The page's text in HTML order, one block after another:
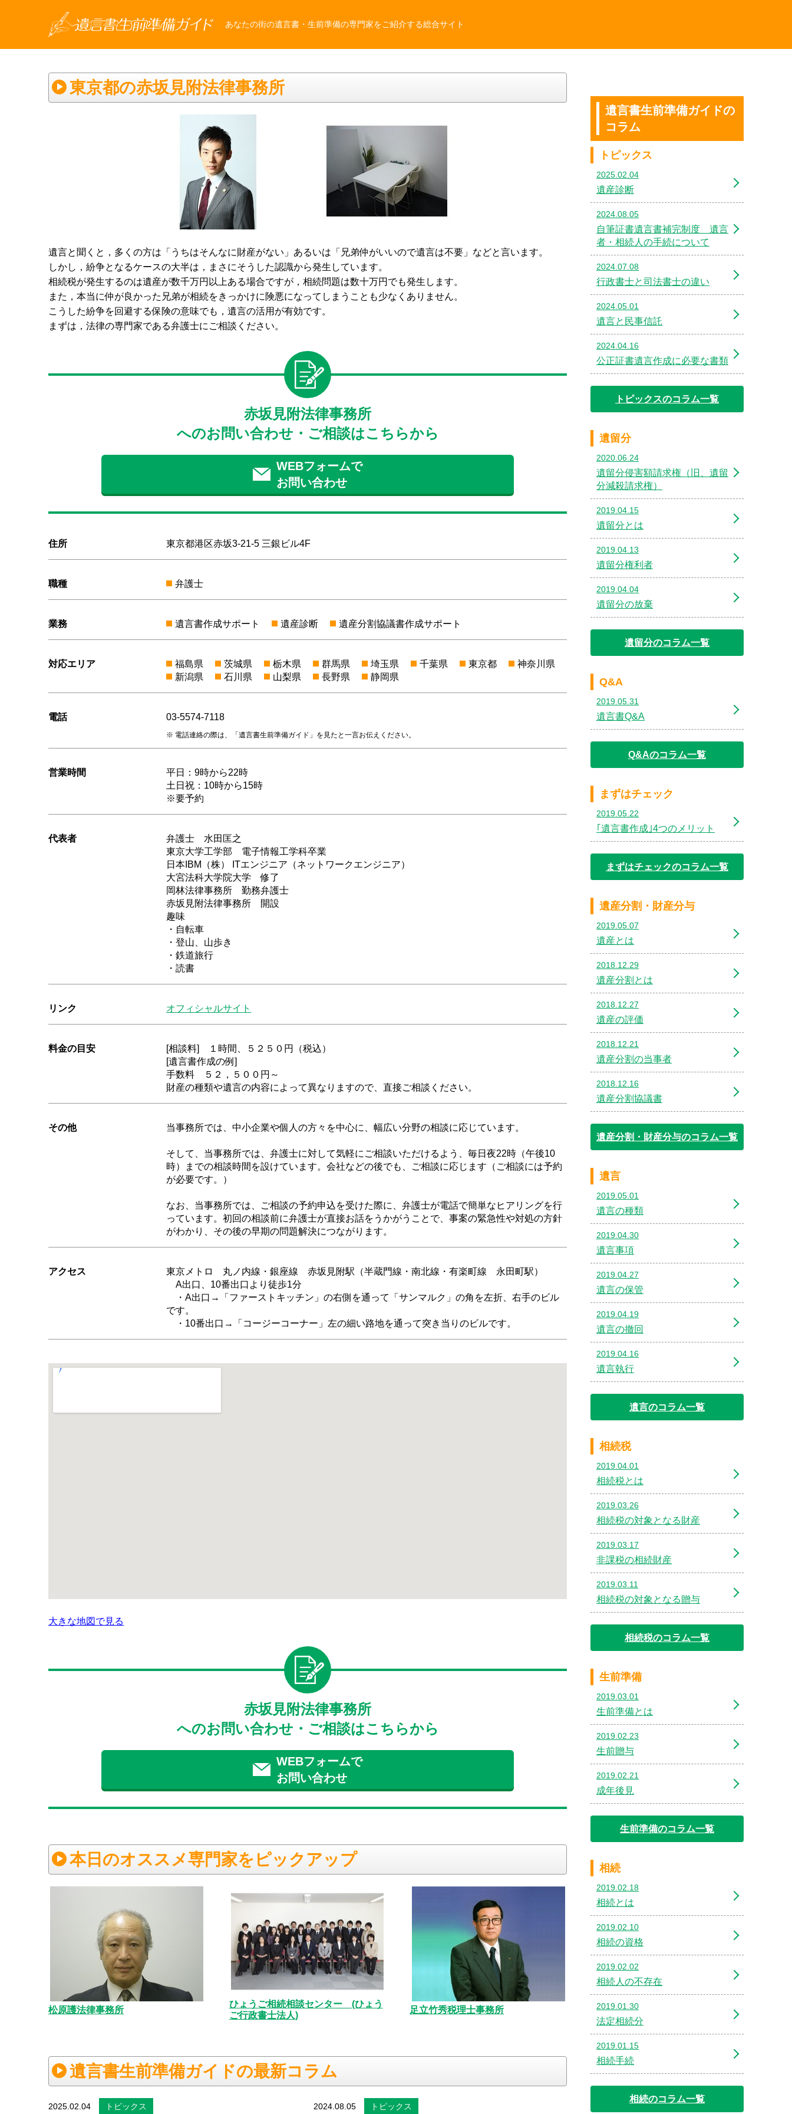
あなたの街の遺言書・生前準備の専門家をご紹介する総合サイト
東京都の赤坂見附法律事務所
遺言と聞くと，多くの方は「うちはそんなに財産がない」あるいは「兄弟仲がいいので遺言は不要」などと言います。
しかし，紛争となるケースの大半は，まさにそうした認識から発生しています。
相続税が発生するのは遺産が数千万円以上ある場合ですが，相続問題は数十万円でも発生します。
また，本当に仲が良かった兄弟が相続をきっかけに険悪になってしまうことも少なくありません。
こうした紛争を回避する保険の意味でも，遺言の活用が有効です。
まずは，法律の専門家である弁護士にご相談ください。
赤坂見附法律事務所
へのお問い合わせ・ご相談はこちらから
WEBフォームで
お問い合わせ
住所 東京都港区赤坂3-21-5 三銀ビル4F
職種 弁護士
業務 遺言書作成サポート 遺産診断 遺産分割協議書作成サポート
対応エリア 福島県 茨城県 栃木県 群馬県 埼玉県 千葉県 東京都
神奈川県
新潟県
石川県 山梨県 長野県 静岡県
電話 03-5574-7118
電話連絡の際は、「遺言書生前準備ガイド」を見たと一言お伝えください。
営業時間
平日：9時から22時
土日祝：10時から15時
※要予約
代表者
弁護士 水田匡之
東京大学工学部 電子情報工学科卒業
日本IBM（株） ITエンジニア（ネットワークエンジニア）
大宮法科大学院大学 修了
岡林法律事務所 勤務弁護士
赤坂見附法律事務所 開設
趣味
・自転車
・登山、山歩き
・鉄道旅行
・読書
リンク オフィシャルサイト
料金の目安
[相談料] １時間、５２５０円（税込）
[遺言書作成の例]
手数料 ５２，５００円～
財産の種類や遺言の内容によって異なりますので、直接ご相談ください。
その他 当事務所では、中小企業や個人の方々を中心に、幅広い分野の相談に応じています。
そして、当事務所では、弁護士に対して気軽にご相談いただけるよう、毎日夜22時（午後10
時）までの相談時間を設けています。会社などの後でも、ご相談に応じます（ご相談には予約
が必要です。）
なお、当事務所では、ご相談の予約申込を受けた際に、弁護士が電話で簡単なヒアリングを行
っています。初回の相談前に弁護士が直接お話をうかがうことで、事案の緊急性や対処の方針
がわかり、その後の早期の問題解決につながります。
アクセス
東京メトロ 丸ノ内線・銀座線 赤坂見附駅（半蔵門線・南北線・有楽町線 永田町駅）
A出口、10番出口より徒歩1分
・A出口→「ファーストキッチン」の右側を通って「サンマルク」の角を左折、右手のビル
です。
・10番出口→「コージーコーナー」左の細い路地を通って突き当りのビルです。
大きな地図で見る
赤坂見附法律事務所
へのお問い合わせ・ご相談はこちらから
WEBフォームで
お問い合わせ
本日のオススメ専門家をピックアップ
松原護法律事務所
ひょうご相続相談センター (ひょう
ご行政書士法人)
足立竹秀税理士事務所
遺言書生前準備ガイドの最新コラム
2025.02.04 トピックス 2024.08.05 トピックス
遺言書生前準備ガイドの
コラム
トピックス
2025.02.04
遺産診断
2024.08.05
自筆証書遺言書補完制度 遺言
者・相続人の手続について
2024.07.08
行政書士と司法書士の違い
2024.05.01
遺言と民事信託
2024.04.16
公正証書遺言作成に必要な書類
トピックスのコラム一覧
遺留分
2020.06.24
遺留分侵害額請求権（旧、遺留
分減殺請求権）
2019.04.15
遺留分とは
2019.04.13
遺留分権利者
2019.04.04
遺留分の放棄
遺留分のコラム一覧
Q&A
2019.05.31
遺言書Q&A
Q&Aのコラム一覧
まずはチェック
2019.05.22
｢遺言書作成｣4つのメリット
まずはチェックのコラム一覧
遺産分割・財産分与
2019.05.07
遺産とは
2018.12.29
遺産分割とは
2018.12.27
遺産の評価
2018.12.21
遺産分割の当事者
2018.12.16
遺産分割協議書
遺産分割・財産分与のコラム一覧
遺言
2019.05.01
遺言の種類
2019.04.30
遺言事項
2019.04.27
遺言の保管
2019.04.19
遺言の撤回
2019.04.16
遺言執行
遺言のコラム一覧
相続税
2019.04.01
相続税とは
2019.03.26
相続税の対象となる財産
2019.03.17
非課税の相続財産
2019.03.11
相続税の対象となる贈与
相続税のコラム一覧
生前準備
2019.03.01
生前準備とは
2019.02.23
生前贈与
2019.02.21
成年後見
生前準備のコラム一覧
相続
2019.02.18
相続とは
2019.02.10
相続の資格
2019.02.02
相続人の不存在
2019.01.30
法定相続分
2019.01.15
相続手続
相続のコラム一覧